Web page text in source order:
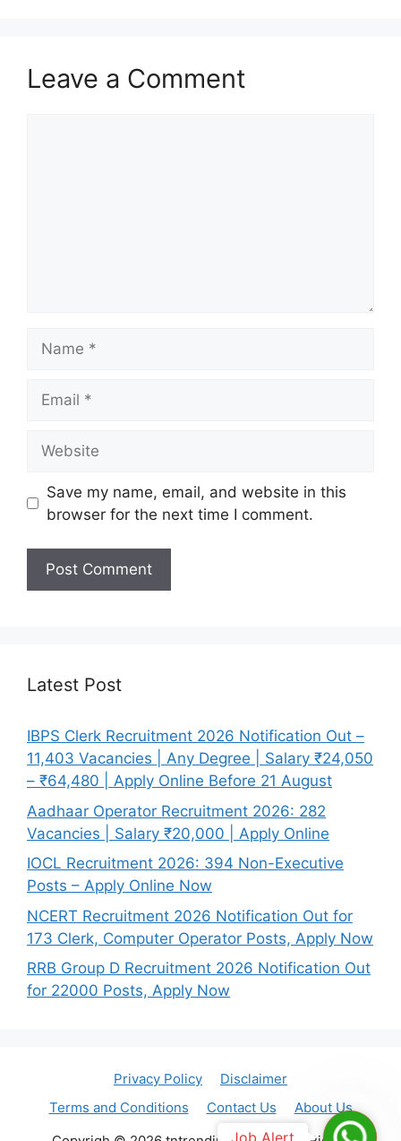
Leave a Comment
Save my name, email, and website in this
browser for the next time I comment.
Latest Post
IBPS Clerk Recruitment 2026 Notification Out –
11,403 Vacancies | Any Degree | Salary ₹24,050
– ₹64,480 | Apply Online Before 21 August
Aadhaar Operator Recruitment 2026: 282
Vacancies | Salary ₹20,000 | Apply Online
IOCL Recruitment 2026: 394 Non-Executive
Posts – Apply Online Now
NCERT Recruitment 2026 Notification Out for
173 Clerk, Computer Operator Posts, Apply Now
RRB Group D Recruitment 2026 Notification Out
for 22000 Posts, Apply Now
Privacy Policy
Disclaimer
Terms and Conditions
Contact Us
About Us
Join
Job Alert